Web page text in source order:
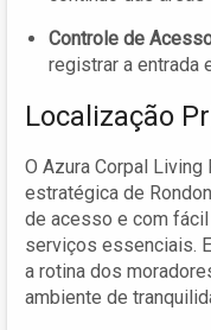
Controle de
registrar a entrada
Localização
O Azura Corpal
estratégica de
de acesso e com
serviços essenciais.
a rotina dos
ambiente de